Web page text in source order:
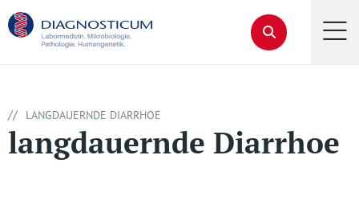
// LANGDAUERNDE DIARRHOE
langdauernde Diarrhoe